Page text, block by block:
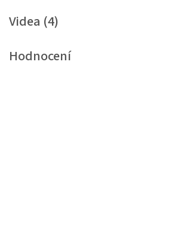
Videa (4)
Hodnocení